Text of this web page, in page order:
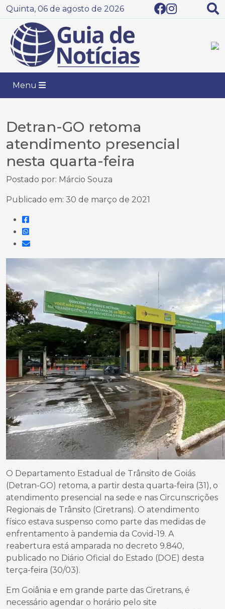
Quinta, 06 de agosto de 2026
Menu
Detran-GO retoma
atendimento presencial
nesta quarta-feira
Postado por: Márcio Souza
Publicado em: 30 de março de 2021
O Departamento Estadual de Trânsito de Goiás
(Detran-GO) retoma, a partir desta quarta-feira (31), o
atendimento presencial na sede e nas Circunscrições
Regionais de Trânsito (Ciretrans). O atendimento
físico estava suspenso como parte das medidas de
enfrentamento à pandemia da Covid-19. A
reabertura está amparada no decreto 9.840,
publicado no Diário Oficial do Estado (DOE) desta
terça-feira (30/03).
Em Goiânia e em grande parte das Ciretrans, é
necessário agendar o horário pelo site